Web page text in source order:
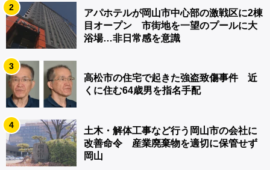
2
アパホテルが岡山市中心部の激戦区に2棟
目オープン 市街地を一望のプールに大
浴場…非日常感を意識
3
高松市の住宅で起きた強盗致傷事件 近
くに住む64歳男を指名手配
4
土木・解体工事など行う岡山市の会社に
改善命令 産業廃棄物を適切に保管せず
岡山